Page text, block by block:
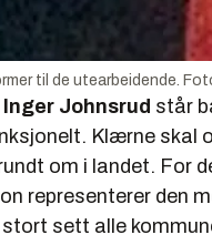
til de utearbeidende.
Inger Johnsrud står
Klærne skal
om i landet. For
representerer den
sett alle